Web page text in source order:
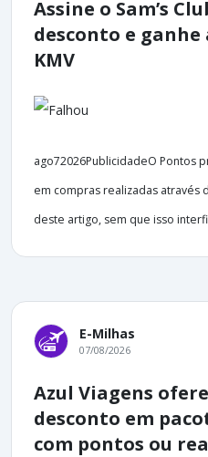
Assine o Sam’s
desconto e ganhe
KMV
ago72026PublicidadeO Pontos
em compras realizadas através
deste artigo, sem que isso
E-Milhas
07/08/2026
Azul Viagens
desconto em
com pontos ou